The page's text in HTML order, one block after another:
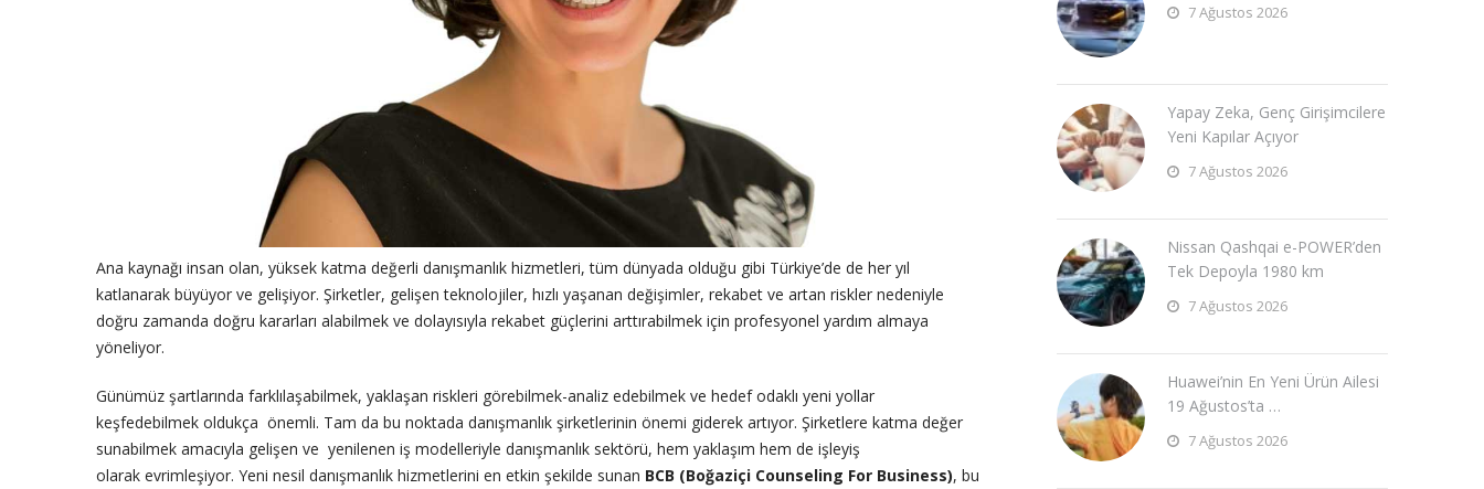
Ana kaynağı insan olan, yüksek katma değerli danışmanlık hizmetleri, tüm dünyada olduğu gibi Türkiye’de de her yıl
katlanarak büyüyor ve gelişiyor. Şirketler, gelişen teknolojiler, hızlı yaşanan değişimler, rekabet ve artan riskler nedeniyle
doğru zamanda doğru kararları alabilmek ve dolayısıyla rekabet güçlerini arttırabilmek için profesyonel yardım almaya
yöneliyor.
Günümüz şartlarında farklılaşabilmek, yaklaşan riskleri görebilmek-analiz edebilmek ve hedef odaklı yeni yollar
keşfedebilmek oldukça önemli. Tam da bu noktada danışmanlık şirketlerinin önemi giderek artıyor. Şirketlere katma değer
sunabilmek amacıyla gelişen ve yenilenen iş modelleriyle danışmanlık sektörü, hem yaklaşım hem de işleyiş
olarak evrimleşiyor. Yeni nesil danışmanlık hizmetlerini en etkin şekilde sunan BCB (Boğaziçi Counseling For Business), bu
7 Ağustos 2026
Yapay Zeka, Genç Girişimcilere
Yeni Kapılar Açıyor
7 Ağustos 2026
Nissan Qashqai e-POWER’den
Tek Depoyla 1980 km
7 Ağustos 2026
Huawei’nin En Yeni Ürün Ailesi
19 Ağustos’ta …
7 Ağustos 2026